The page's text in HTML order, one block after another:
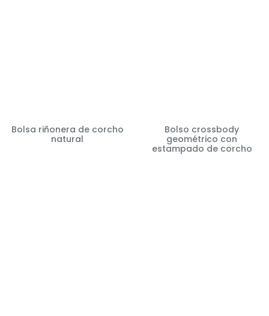
Bolsa riñonera de corcho
natural
Bolso crossbody
geométrico con
estampado de corcho